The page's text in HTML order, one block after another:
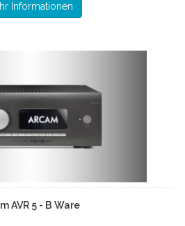
Informationen
AVR 5 - B Ware